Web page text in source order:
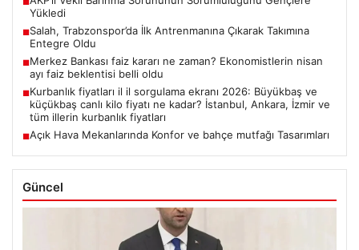
Yükledi
■Salah, Trabzonspor’da İlk Antrenmanına Çıkarak Takımına
Entegre Oldu
■Merkez Bankası faiz kararı ne zaman? Ekonomistlerin nisan
ayı faiz beklentisi belli oldu
■Kurbanlık fiyatları il il sorgulama ekranı 2026: Büyükbaş ve
küçükbaş canlı kilo fiyatı ne kadar? İstanbul, Ankara, İzmir ve
tüm illerin kurbanlık fiyatları
■Açık Hava Mekanlarında Konfor ve bahçe mutfağı Tasarımları
Güncel